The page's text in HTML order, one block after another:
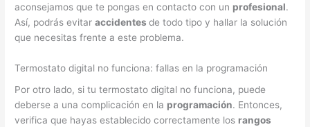
aconsejamos que te pongas en contacto con un profesional.
Así, podrás evitaraccidentesde todo tipo y hallar la solución
que necesitas frente a este problema.
Termostato digital no funciona: fallas en la programación
Por otro lado, si tu termostato digital no funciona, puede
deberse a una complicación en la programación. Entonces,
verifica que hayas establecido correctamente los rangos